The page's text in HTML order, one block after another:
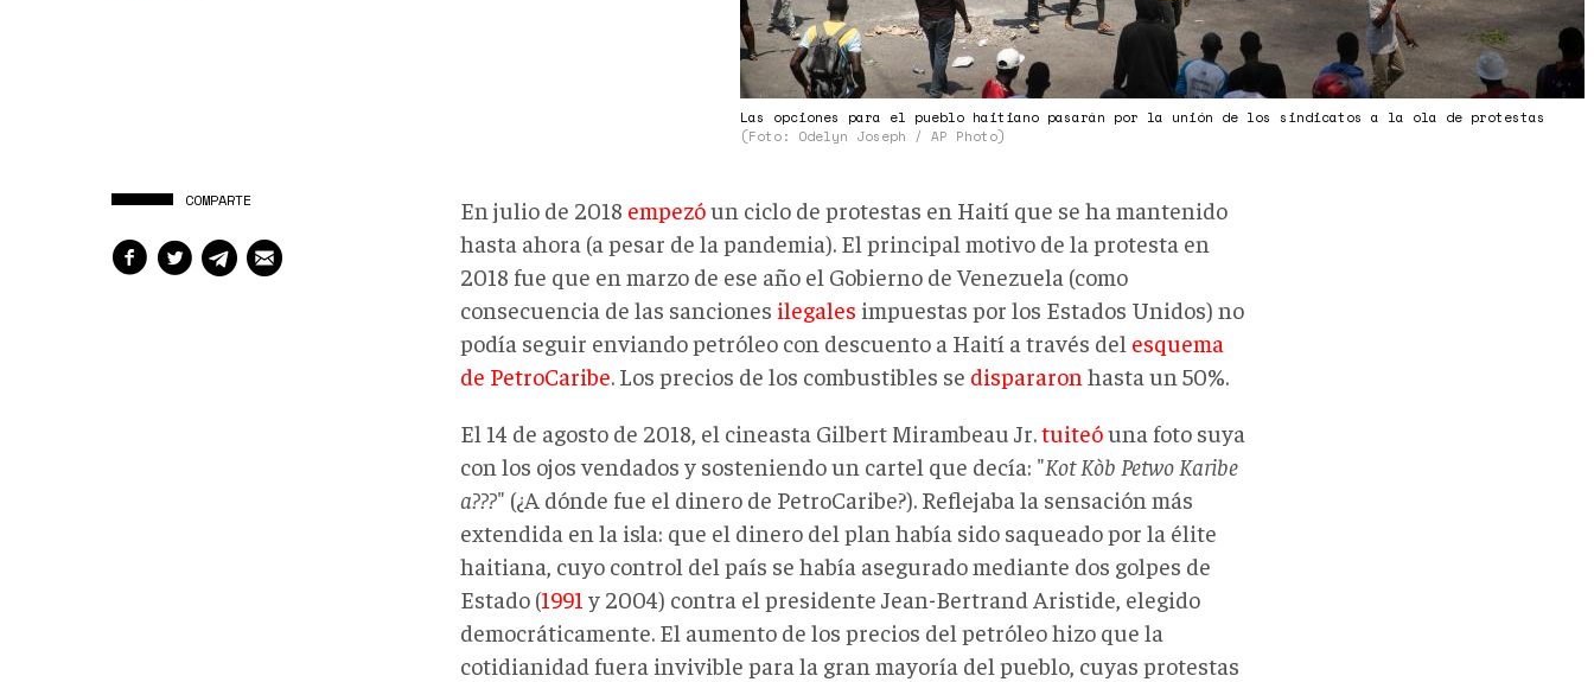
Las opciones para el pueblo haitiano pasarán por la unión de los sindicatos a la ola de protestas
(Foto: Odelyn Joseph / AP Photo)
COMPARTE En julio de 2018 empezóun ciclo de protestas en Haití que se ha mantenido
hasta ahora (a pesar de la pandemia). El principal motivo de la protesta en
2018 fue que en marzo de ese año el Gobierno de Venezuela (como
consecuencia de las sanciones ilegales impuestas por los Estados Unidos) no
podía seguir enviando petróleo con descuento a Haití a través del esquema
de PetroCaribe. Los precios de los combustibles se dispararon hasta un 50%.
El 14 de agosto de 2018, el cineasta Gilbert Mirambeau Jr.tuiteóuna foto suya
con los ojos vendados y sosteniendo un cartel que decía: "Kot Kòb Petwo Karibe
a???" (¿A dónde fue el dinero de PetroCaribe?). Reflejaba la sensación más
extendida en la isla: que el dinero del plan había sido saqueado por la élite
haitiana, cuyo control del país se había asegurado mediante dos golpes de
Estado (1991 y 2004) contra el presidente Jean-Bertrand Aristide, elegido
democráticamente. El aumento de los precios del petróleo hizo que la
cotidianidad fuera invivible para la gran mayoría del pueblo, cuyas protestas